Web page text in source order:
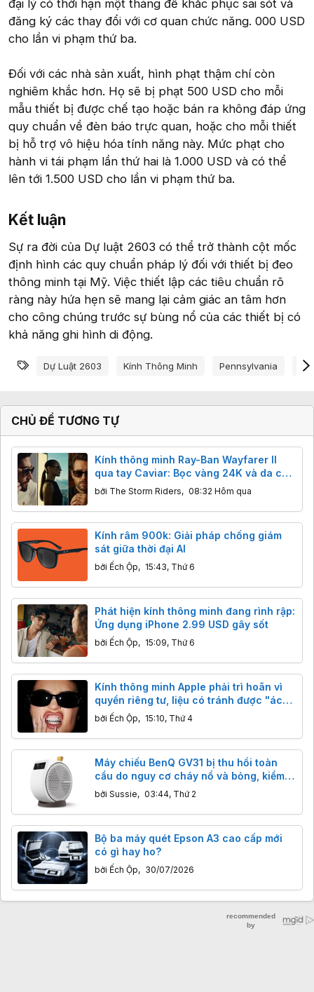
đại lý có thời hạn một tháng để khắc phục sai sót và
đăng ký các thay đổi với cơ quan chức năng. 000 USD
cho lần vi phạm thứ ba.
Đối với các nhà sản xuất, hình phạt thậm chí còn
nghiêm khắc hơn. Họ sẽ bị phạt 500 USD cho mỗi
mẫu thiết bị được chế tạo hoặc bán ra không đáp ứng
quy chuẩn về đèn báo trực quan, hoặc cho mỗi thiết
bị hỗ trợ vô hiệu hóa tính năng này. Mức phạt cho
hành vi tái phạm lần thứ hai là 1.000 USD và có thể
lên tới 1.500 USD cho lần vi phạm thứ ba.
Kết luận​
Sự ra đời của Dự luật 2603 có thể trở thành cột mốc
định hình các quy chuẩn pháp lý đối với thiết bị đeo
thông minh tại Mỹ. Việc thiết lập các tiêu chuẩn rõ
ràng này hứa hẹn sẽ mang lại cảm giác an tâm hơn
cho công chúng trước sự bùng nổ của các thiết bị có
khả năng ghi hình di động.
Từ khóa
Dự Luật 2603 Kính Thông Minh Pennsylvania
CHỦ ĐỀ TƯƠNG TỰ
Kính thông minh Ray-Ban Wayfarer II
qua tay Caviar: Bọc vàng 24K và da cá
sấu, giá từ 160 triệu đồng
bởi The Storm Riders, 08:32 Hôm qua
Kính râm 900k: Giải pháp chống giám
sát giữa thời đại AI
bởi Ếch Ộp, 15:43, Thứ 6
Phát hiện kính thông minh đang rình rập:
Ứng dụng iPhone 2.99 USD gây sốt
bởi Ếch Ộp, 15:09, Thứ 6
Kính thông minh Apple phải trì hoãn vì
quyền riêng tư, liệu có tránh được "ác
mộng" như Meta?
bởi Ếch Ộp, 15:10, Thứ 4
Máy chiếu BenQ GV31 bị thu hồi toàn
cầu do nguy cơ cháy nổ và bỏng, kiểm
tra ngay!
bởi Sussie, 03:44, Thứ 2
Bộ ba máy quét Epson A3 cao cấp mới
có gì hay ho?
bởi Ếch Ộp, 30/07/2026